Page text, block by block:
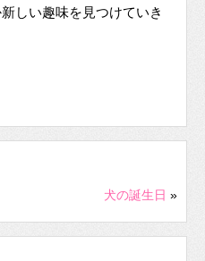
しい趣味を見つけていき
犬の誕生日 »